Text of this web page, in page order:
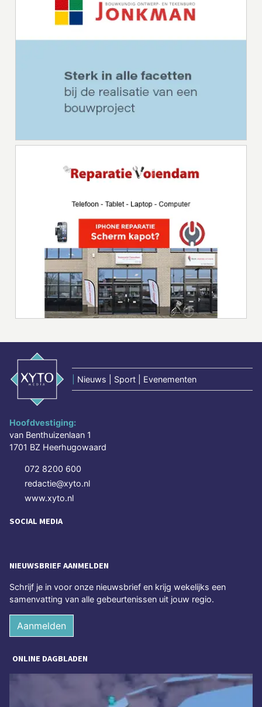
Nieuws | Sport | Evenementen
Hoofdvestiging:
van Benthuizenlaan 1
1701 BZ Heerhugowaard
072 8200 600
redactie@xyto.nl
www.xyto.nl
SOCIAL MEDIA
NIEUWSBRIEF AANMELDEN
Schrijf je in voor onze nieuwsbrief en krijg wekelijks een
samenvatting van alle gebeurtenissen uit jouw regio.
Aanmelden
ONLINE DAGBLADEN